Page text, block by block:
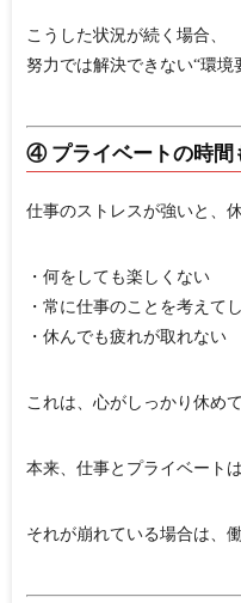
こうした状況が続く場合、
努力では解決できない“環
④ プライベートの時間
仕事のストレスが強いと、
・何をしても楽しくない
・常に仕事のことを考えて
・休んでも疲れが取れない
これは、心がしっかり休め
本来、仕事とプライベート
それが崩れている場合は、